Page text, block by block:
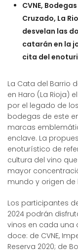
CVNE,
Cruzado, La
desvelan las
catarán en la
cita del
La Cata del Barrio
en Haro (La Rioja)
por el legado de
bodegas de este
marcas
enclave. La
enoturístico de
cultura del vino
mayor
mundo y origen de
Los participantes
2024 podrán
vinos en cada una
doce: de CVNE,
Reserva 2020; de